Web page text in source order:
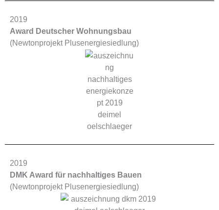
2019
Award Deutscher Wohnungsbau
(Newtonprojekt Plusenergiesiedlung)
2019
DMK Award für nachhaltiges Bauen
(Newtonprojekt Plusenergiesiedlung)